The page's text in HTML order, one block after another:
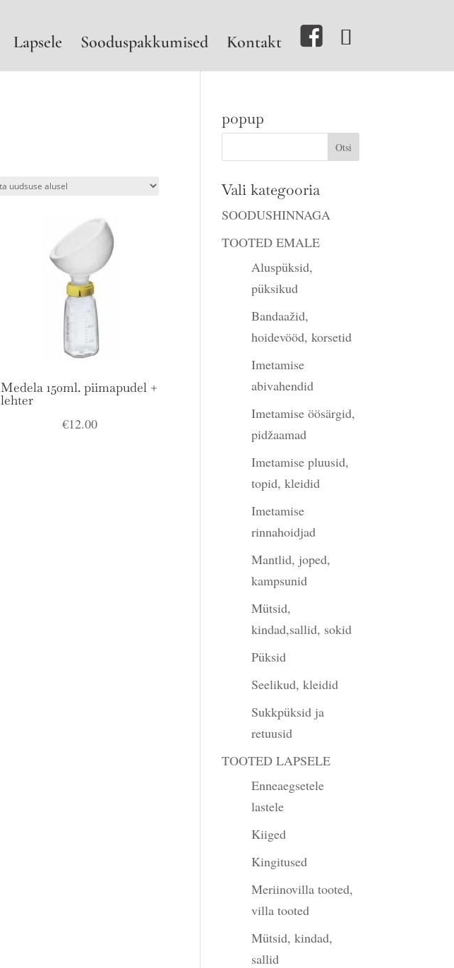
Lapsele Sooduspakkumised Kontakt
Medela 150ml. piimapudel +
lehter
€12.00
popup
Vali kategooria
SOODUSHINNAGA
TOOTED EMALE
Aluspüksid,
püksikud
Bandaažid,
hoidevööd, korsetid
Imetamise
abivahendid
Imetamise öösärgid,
pidžaamad
Imetamise pluusid,
topid, kleidid
Imetamise
rinnahoidjad
Mantlid, joped,
kampsunid
Mütsid,
kindad,sallid, sokid
Püksid
Seelikud, kleidid
Sukkpüksid ja
retuusid
TOOTED LAPSELE
Enneaegsetele
lastele
Kiiged
Kingitused
Meriinovilla tooted,
villa tooted
Mütsid, kindad,
sallid